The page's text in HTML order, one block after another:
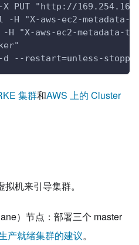
-X PUT "http://
-H "X-aws-ec2-
-H "X-aws-ec2-
--restart=unless-stopped --
集群和AWS 上的 Cluster
机来引导集群。
）节点：部署三个 master
产就绪集群的建议。